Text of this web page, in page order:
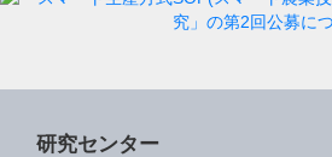
研究センター